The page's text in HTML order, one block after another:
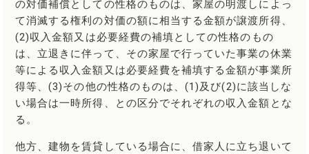
の対価補償としての性格のものは、家屋の明渡しによっ
て消滅する権利の対価の額に相当する金額が譲渡所得、
(2)収入金額又は必要経費の補填としての性格のもの
は、立退きに伴って、その家屋で行っていた事業の休業
等による収入金額又は必要経費を補填する金額が事業所
得等、(3)その他の性格のものは、(1)及び(2)に該当しな
い場合は一時所得、との区分でそれぞれの収入金額とな
る。
他方、建物を賃貸している場合に、借家人に立ち退いて